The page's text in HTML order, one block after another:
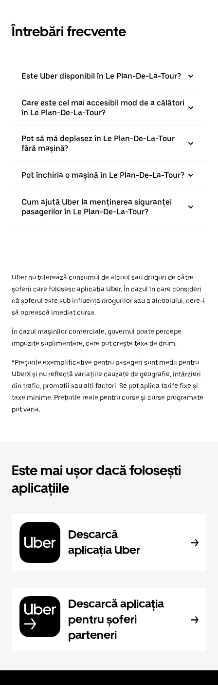
Întrebări frecvente
Este Uber disponibil în Le Plan-De-La-Tour?
Care este cel mai accesibil mod de a călători
în Le Plan-De-La-Tour?
Pot să mă deplasez în Le Plan-De-La-Tour
fără mașină?
Pot închiria o mașină în Le Plan-De-La-Tour?
Cum ajută Uber la menținerea siguranței
pasagerilor în Le Plan-De-La-Tour?
Uber nu tolerează consumul de alcool sau droguri de către
șoferii care folosesc aplicația Uber. În cazul în care consideri
că șoferul este sub influența drogurilor sau a alcoolului, cere-i
să oprească imediat cursa.
În cazul mașinilor comerciale, guvernul poate percepe
impozite suplimentare, care pot crește taxa de drum.
*Prețurile exemplificative pentru pasageri sunt medii pentru
UberX și nu reflectă variațiile cauzate de geografie, întârzieri
din trafic, promoții sau alți factori. Se pot aplica tarife fixe și
taxe minime. Prețurile reale pentru curse și curse programate
pot varia.
Este mai ușor dacă folosești
aplicațiile
Descarcă
aplicația Uber
Descarcă aplicația
pentru șoferi
parteneri